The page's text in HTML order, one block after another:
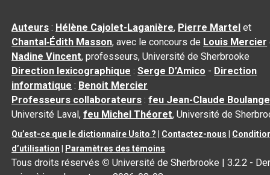
Auteurs : Hélène Cajolet-Laganière, Pierre Martel et
Chantal‑Édith Masson, avec le concours de Louis Mercier
Nadine Vincent, professeurs, Université de Sherbrooke
Direction lexicographique :Serge D’Amico - Direction
informatique : Benoit Mercier
Professeurs collaborateurs :feu Jean-Claude
Université Laval,feu Michel Théoret, Université de
Qu’est-ce que le dictionnaire Usito ? Contactez-nous
d’utilisation
Paramètres des témoins
Tous droits réservés © Université de Sherbrooke |3.2.2 -